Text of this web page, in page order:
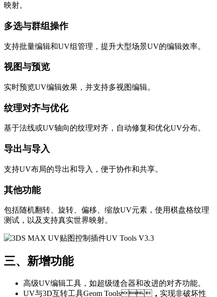
映射。
多选与群组操作
支持批量编辑和UV组管理，提升大型场景UV的编辑效率。
视图与预览
实时预览UV编辑效果，并支持多视图编辑。
纹理对齐与优化
基于法线或UV轴向的纹理对齐，自动修复和优化UV分布。
导出与导入
支持UV布局的导出和导入，便于协作和共享。
其他功能
包括随机翻转、旋转、偏移、缩放UV元素，使用棋盘格纹理
测试，以及支持真实世界映射。
三、新增功能
高级UV编辑工具，如超级缝合器和改进的对齐功能。
UV与3D互转工具Geom Tools，实现非破坏性